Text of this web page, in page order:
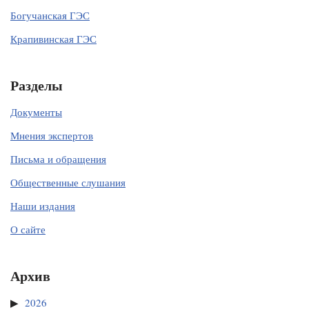
Богучанская ГЭС
Крапивинская ГЭС
Разделы
Документы
Мнения экспертов
Письма и обращения
Общественные слушания
Наши издания
О сайте
Архив
2026